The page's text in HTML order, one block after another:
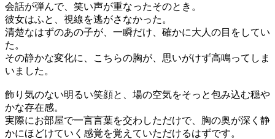
会話が弾んで、笑い声が重なったそのとき。
彼女はふと、視線を逃がさなかった。
清楚なはずのあの子が、一瞬だけ、確かに大人の目をしてい
た。
その静かな変化に、こちらの胸が、思いがけず高鳴ってしま
いました。
飾り気のない明るい笑顔と、場の空気をそっと包み込む穏や
かな存在感。
実際にお部屋で一言言葉を交わしただけで、胸の奥が深く静
かにほどけていく感覚を覚えていただけるはずです。